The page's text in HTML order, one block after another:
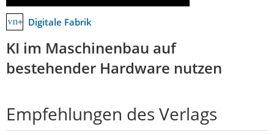
Digitale Fabrik
KI im Maschinenbau auf
bestehender Hardware nutzen
Empfehlungen des Verlags